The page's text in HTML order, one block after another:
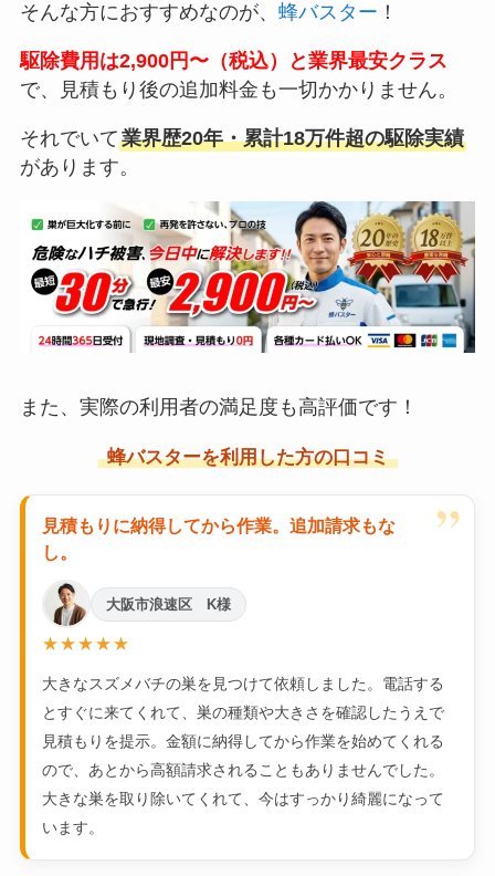
そんな方におすすめなのが、 蜂バスター ！
駆除費用は2,900円〜（税込）と業界最安クラス
で、見積もり後の追加料金も一切かかりません。
それでいて業界歴20年・累計18万件超の駆除実績
があります。
また、実際の利用者の満足度も高評価です！
蜂バスターを利用した方の口コミ
”
見積もりに納得してから作業。追加請求もな
し。
大阪市浪速区 K様
★★★★★
大きなスズメバチの巣を見つけて依頼しました。電話する
とすぐに来てくれて、巣の種類や大きさを確認したうえで
見積もりを提示。金額に納得してから作業を始めてくれる
ので、あとから高額請求されることもありませんでした。
大きな巣を取り除いてくれて、今はすっかり綺麗になって
います。